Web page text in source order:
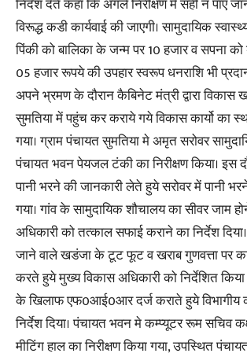
निर्देश देते कहा कि अगले निरीक्षण में सही न पाए
विरूद्ध कडी कार्यवाई की जाएगी। सामुदायिक
पिंकी को बालिका के जन्म पर 10 हजार व सपना
05 हजार रूपये की उपहार स्वरूप धनराशि भी
अपने भ्रमण के दौरान कैबिनेट मंत्री द्वारा
सुमतिया में पहुंच कर कराये गये विकास कार्यो का
गया। ग्राम पंचायत सुमतिया मे अमृत सरोवर
पंचायत भवन पेयजल टंकी का निरीक्षण किया। इस
पानी भरने की जानकारी लेते हुये सरोवर में पानी
गया। गांव के सामुदायिक शौचालय का सीवर जाम
अधिकारी को तत्काल सफाई कराने का निर्देश
जाने वाले खडंजा के टूट फूट व खराब गुणवत्ता पर
करते हुये मुख्य विकास अधिकारी को निर्देशित
के खिलाफ एफ0आई0आर दर्ज कराते हुये विभागीय
निर्देश दिया। पंचायत भवन मे कम्प्यूटर रूम सचिव
मीटिंग हाल का निरीक्षण किया गया, उपस्थित